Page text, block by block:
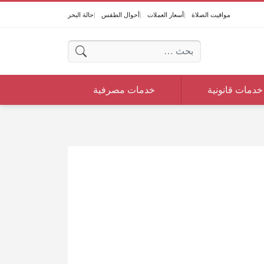
مواقيت الصلاة أسعار العملات أحوال الطقس حالة البحر
البحث عن:
خدمات قانونية خدمات مصرفية